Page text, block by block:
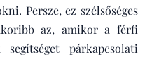
Persze, ez szélsőséges
az, amikor a férfi
párkapcsolati